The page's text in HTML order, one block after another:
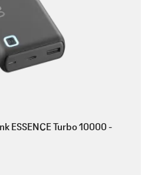
ESSENCE Turbo 10000 -